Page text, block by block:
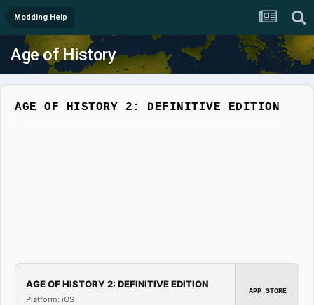
Modding Help
Age of History
AGE OF HISTORY 2: DEFINITIVE EDITION
AGE OF HISTORY 2: DEFINITIVE EDITION
Platform: iOS
APP STORE